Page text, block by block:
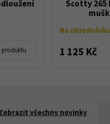
produktu
Scotty 265
Na objednávku
1 125 Kč
všechny novinky